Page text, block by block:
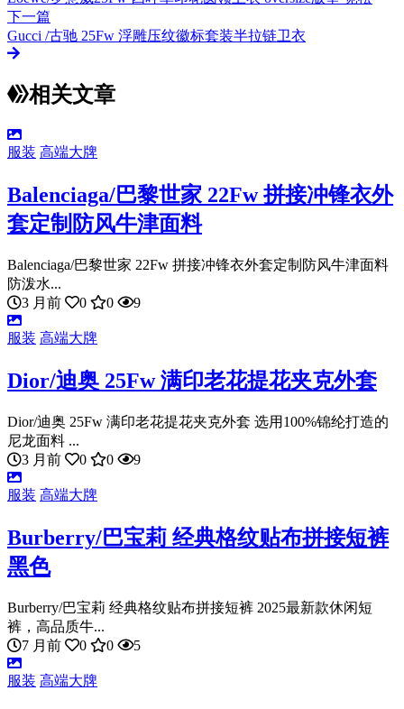
下一篇
Gucci /古驰 25Fw 浮雕压纹徽标套装半拉链卫衣
相关文章
服装 高端大牌
Balenciaga/巴黎世家 22Fw 拼接冲锋衣外
套定制防风牛津面料
Balenciaga/巴黎世家 22Fw 拼接冲锋衣外套定制防风牛津面料
防泼水...
3 月前
0 0 9
服装 高端大牌
Dior/迪奥 25Fw 满印老花提花夹克外套
Dior/迪奥 25Fw 满印老花提花夹克外套 选用100%锦纶打造的
尼龙面料 ...
3 月前
0 0 9
服装 高端大牌
Burberry/巴宝莉 经典格纹贴布拼接短裤
黑色
Burberry/巴宝莉 经典格纹贴布拼接短裤 2025最新款休闲短
裤，高品质牛...
7 月前
0 0 5
服装 高端大牌